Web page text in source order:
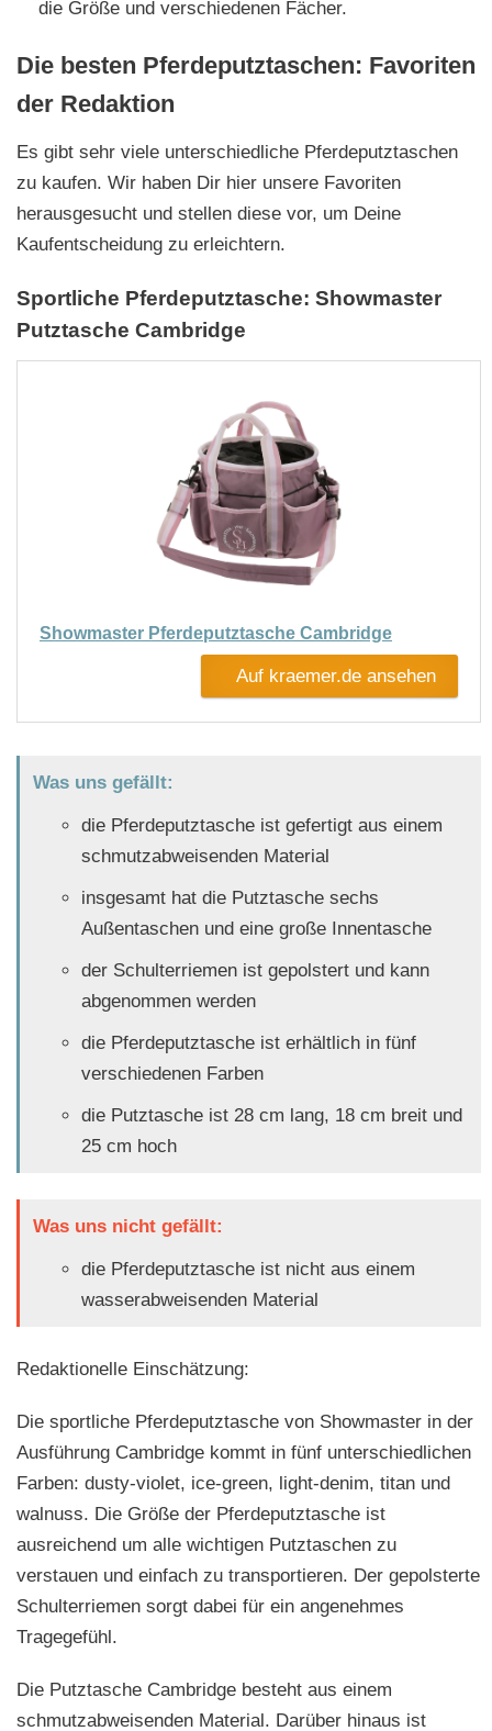
die Größe und verschiedenen Fächer.
Die besten Pferdeputztaschen: Favoriten
der Redaktion
Es gibt sehr viele unterschiedliche Pferdeputztaschen
zu kaufen. Wir haben Dir hier unsere Favoriten
herausgesucht und stellen diese vor, um Deine
Kaufentscheidung zu erleichtern.
Sportliche Pferdeputztasche: Showmaster
Putztasche Cambridge
Showmaster Pferdeputztasche Cambridge
Auf kraemer.de ansehen
Was uns gefällt:
die Pferdeputztasche ist gefertigt aus einem
schmutzabweisenden Material
insgesamt hat die Putztasche sechs
Außentaschen und eine große Innentasche
der Schulterriemen ist gepolstert und kann
abgenommen werden
die Pferdeputztasche ist erhältlich in fünf
verschiedenen Farben
die Putztasche ist 28 cm lang, 18 cm breit und
25 cm hoch
Was uns nicht gefällt:
die Pferdeputztasche ist nicht aus einem
wasserabweisenden Material
Redaktionelle Einschätzung:
Die sportliche Pferdeputztasche von Showmaster in der
Ausführung Cambridge kommt in fünf unterschiedlichen
Farben: dusty-violet, ice-green, light-denim, titan und
walnuss. Die Größe der Pferdeputztasche ist
ausreichend um alle wichtigen Putztaschen zu
verstauen und einfach zu transportieren. Der gepolsterte
Schulterriemen sorgt dabei für ein angenehmes
Tragegefühl.
Die Putztasche Cambridge besteht aus einem
schmutzabweisenden Material. Darüber hinaus ist